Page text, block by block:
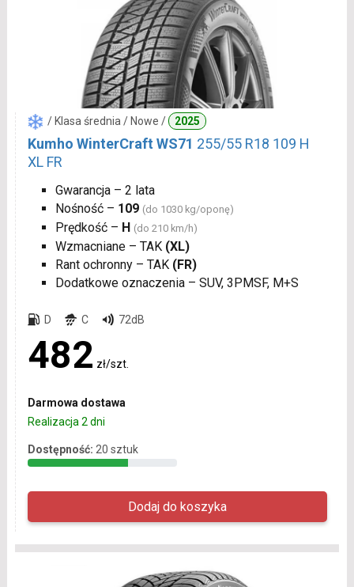
/ Klasa średnia / Nowe / 2025
Kumho WinterCraft WS71 255/55 R18 109 H
XL FR
Gwarancja – 2 lata
Nośność – 109 (do 1030 kg/oponę)
Prędkość – H (do 210 km/h)
Wzmacniane – TAK (XL)
Rant ochronny – TAK (FR)
Dodatkowe oznaczenia – SUV, 3PMSF, M+S
D C 72dB
482 zł/szt.
Darmowa dostawa
Realizacja 2 dni
Dostępność: 20 sztuk